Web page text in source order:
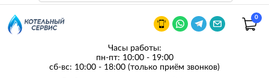
0
Часы работы:
пн-пт: 10:00 - 19:00
сб-вс: 10:00 - 18:00 (только приём звонков)